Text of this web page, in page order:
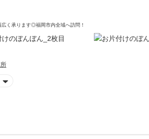
く承ります◎福岡市内全域へ訪問！